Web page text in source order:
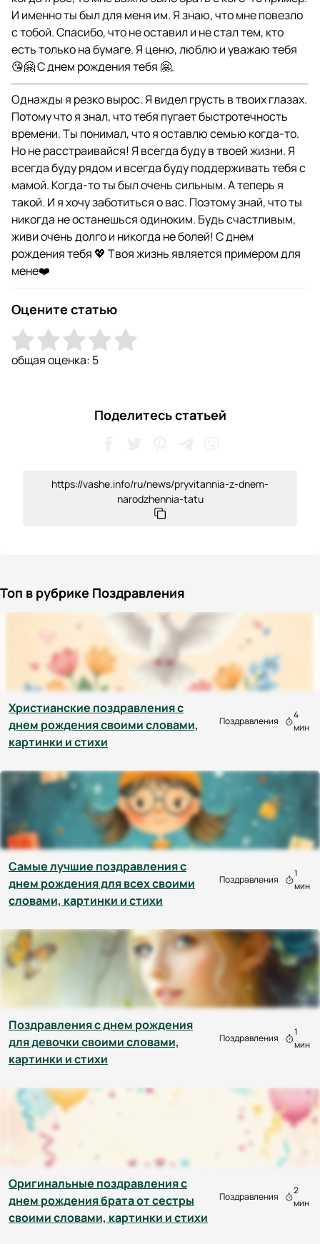
И именно ты был для меня им. Я знаю, что мне повезло
с тобой. Спасибо, что не оставил и не стал тем, кто
есть только на бумаге. Я ценю, люблю и уважаю тебя
😘🤗 С днем рождения тебя 🤗.
Однажды я резко вырос. Я видел грусть в твоих глазах.
Потому что я знал, что тебя пугает быстротечность
времени. Ты понимал, что я оставлю семью когда-то.
Но не расстраивайся! Я всегда буду в твоей жизни. Я
всегда буду рядом и всегда буду поддерживать тебя с
мамой. Когда-то ты был очень сильным. А теперь я
такой. И я хочу заботиться о вас. Поэтому знай, что ты
никогда не останешься одиноким. Будь счастливым,
живи очень долго и никогда не болей! С днем
рождения тебя 💖 Твоя жизнь является примером для
мене❤️
Оцените статью
общая оценка: 5
Поделитесь статьей
https://vashe.info/ru/news/pryvitannia-z-dnem-
narodzhennia-tatu
Топ в рубрике Поздравления
Христианские поздравления с
днем рождения своими словами,
картинки и стихи
Поздравления
4
мин
Самые лучшие поздравления с
днем рождения для всех своими
словами, картинки и стихи
Поздравления
1
мин
Поздравления с днем рождения
для девочки своими словами,
картинки и стихи
Поздравления
1
мин
Оригинальные поздравления с
днем рождения брата от сестры
своими словами, картинки и стихи
Поздравления
2
мин